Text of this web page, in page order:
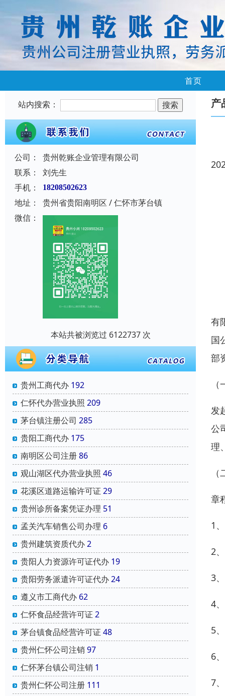
首页
站内搜索：
公司：
贵州乾账企业管理有限公司
联系：
刘先生
手机：
18208502623
地址：
贵州省贵阳南明区 / 仁怀市茅台镇
微信：
本站共被浏览过 6122737 次
贵州工商代办 192
仁怀代办营业执照 209
茅台镇注册公司 285
贵阳工商代办 175
南明区公司注册86
观山湖区代办营业执照 46
花溪区道路运输许可证 29
贵州诊所备案凭证办理 51
孟关汽车销售公司办理 6
贵州建筑资质代办2
贵阳人力资源许可证代办 19
贵阳劳务派遣许可证代办24
遵义市工商代办 62
仁怀食品经营许可证 2
茅台镇食品经营许可证 48
贵州仁怀公司注销 97
仁怀茅台镇公司注销 1
贵州仁怀公司注册 111
产
有
国
部
发
公
理
章
1
2
3
4
5
6
7